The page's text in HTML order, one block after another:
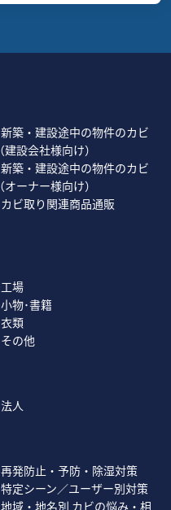
新築・建設途中の物件のカビ
（建設会社様向け）
新築・建設途中の物件のカビ
（オーナー様向け）
カビ取り関連商品通販
法人
工場
小物･書籍
衣類
その他
再発防止・予防・除湿対策
特定シーン／ユーザー別対策
地域・地名別 カビの悩み・相